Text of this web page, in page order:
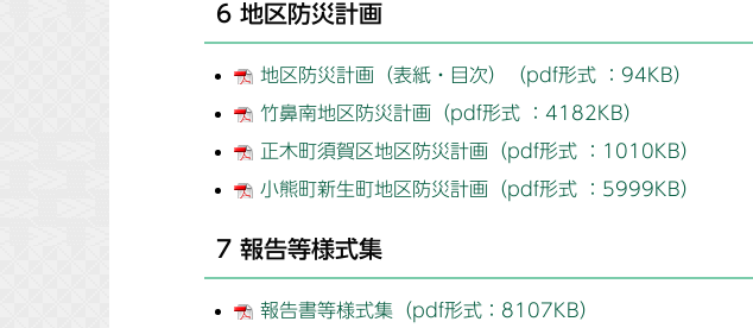
6 地区防災計画
地区防災計画（表紙・目次）（pdf形式 ：94KB）
竹鼻南地区防災計画（pdf形式 ：4182KB）
正木町須賀区地区防災計画（pdf形式 ：1010KB）
小熊町新生町地区防災計画（pdf形式 ：5999KB）
7 報告等様式集
報告書等様式集（pdf形式：8107KB）